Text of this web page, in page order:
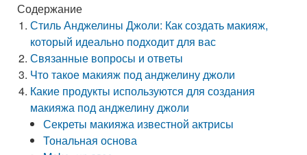
Содержание
Стиль Анджелины Джоли: Как создать макияж,
который идеально подходит для вас
Связанные вопросы и ответы
Что такое макияж под анджелину джоли
Какие продукты используются для создания
макияжа под анджелину джоли
Секреты макияжа известной актрисы
Тональная основа